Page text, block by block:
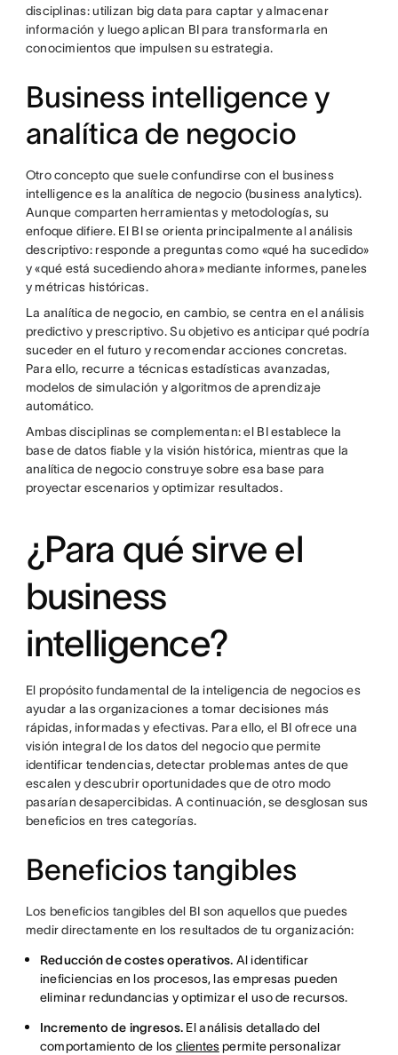
disciplinas: utilizan big data para captar y almacenar
información y luego aplican BI para transformarla en
conocimientos que impulsen su estrategia.
Business intelligence y
analítica de negocio
Otro concepto que suele confundirse con el business
intelligence es la analítica de negocio (business analytics).
Aunque comparten herramientas y metodologías, su
enfoque difiere. El BI se orienta principalmente al análisis
descriptivo: responde a preguntas como «qué ha sucedido»
y «qué está sucediendo ahora» mediante informes, paneles
y métricas históricas.
La analítica de negocio, en cambio, se centra en el análisis
predictivo y prescriptivo. Su objetivo es anticipar qué podría
suceder en el futuro y recomendar acciones concretas.
Para ello, recurre a técnicas estadísticas avanzadas,
modelos de simulación y algoritmos de aprendizaje
automático.
Ambas disciplinas se complementan: el BI establece la
base de datos fiable y la visión histórica, mientras que la
analítica de negocio construye sobre esa base para
proyectar escenarios y optimizar resultados.
¿Para qué sirve el
business
intelligence?
El propósito fundamental de la inteligencia de negocios es
ayudar a las organizaciones a tomar decisiones más
rápidas, informadas y efectivas. Para ello, el BI ofrece una
visión integral de los datos del negocio que permite
identificar tendencias, detectar problemas antes de que
escalen y descubrir oportunidades que de otro modo
pasarían desapercibidas. A continuación, se desglosan sus
beneficios en tres categorías.
Beneficios tangibles
Los beneficios tangibles del BI son aquellos que puedes
medir directamente en los resultados de tu organización:
Reducción de costes operativos. Al identificar
ineficiencias en los procesos, las empresas pueden
eliminar redundancias y optimizar el uso de recursos.
Incremento de ingresos. El análisis detallado del
comportamiento de los clientespermite personalizar